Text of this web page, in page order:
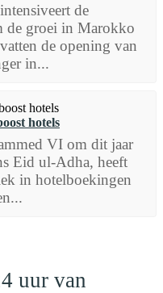
de
de groei in Marokko
de opening van
in...
hotels
VI om dit jaar
Eid ul-Adha, heeft
in hotelboekingen
uur van